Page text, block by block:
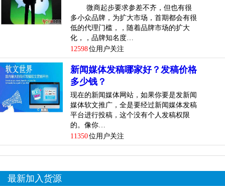
微商起步要求参差不齐，但也有很
多小众品牌，为扩大市场，首期都会有很
低的代理门槛，，随着品牌市场的扩大
化，，品牌知名度…
12598位用户关注
新闻媒体发稿哪家好？发稿价格
多少钱？
现在的新闻媒体网站，如果你要是发新闻
媒体软文推广，全是要经过新闻媒体发稿
平台进行投稿，这个没有个人发稿权限
的。像你…
11350位用户关注
最新加入货源